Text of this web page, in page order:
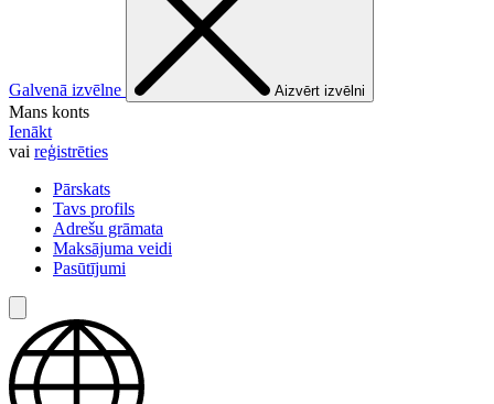
Galvenā izvēlne Aizvērt izvēlni
Mans konts
Ienākt
vai reģistrēties
Pārskats
Tavs profils
Adrešu grāmata
Maksājuma veidi
Pasūtījumi